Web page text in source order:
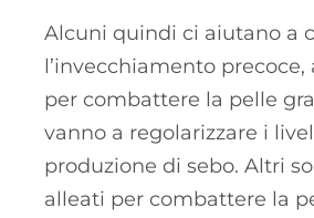
Alcuni quindi ci aiutano a
l’invecchiamento
per combattere la pelle
vanno a regolarizzare i
produzione di sebo. Altri
alleati per combattere la